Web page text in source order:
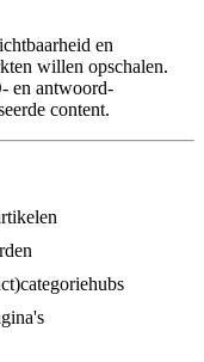
en
willen opschalen.
en antwoord­
content.